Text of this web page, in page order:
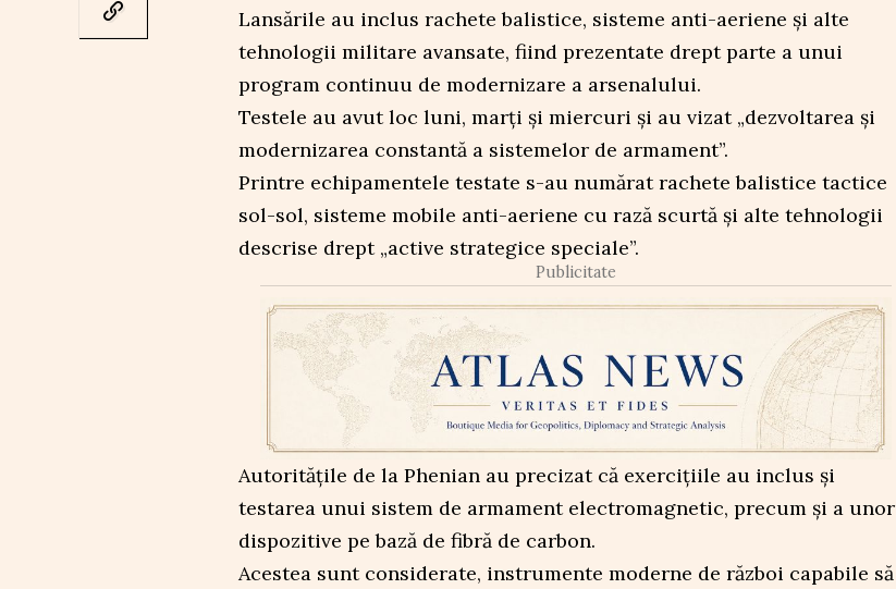
Lansările au inclus rachete balistice, sisteme anti-aeriene și alte
tehnologii militare avansate, fiind prezentate drept parte a unui
program continuu de modernizare a arsenalului.
Testele au avut loc luni, marți și miercuri și au vizat „dezvoltarea și
modernizarea constantă a sistemelor de armament”.
Printre echipamentele testate s-au numărat rachete balistice tactice
sol-sol, sisteme mobile anti-aeriene cu rază scurtă și alte tehnologii
descrise drept „active strategice speciale”.
Publicitate
Autoritățile de la Phenian au precizat că exercițiile au inclus și
testarea unui sistem de armament electromagnetic, precum și a unor
dispozitive pe bază de fibră de carbon.
Acestea sunt considerate, instrumente moderne de război capabile să